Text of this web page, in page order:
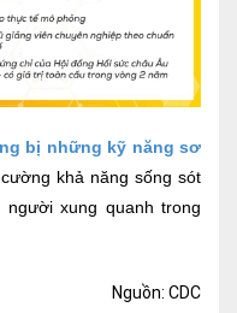
bị những kỹ năng sơ
khả năng sống sót
xung quanh trong
Nguồn: CDC